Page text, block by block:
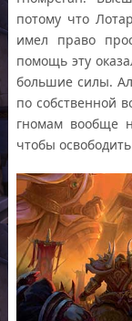
потому что
имел право
помощь эту
большие силы.
по собственной
гномам вообще
чтобы